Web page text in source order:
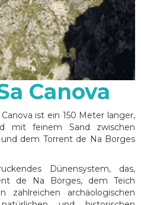
Canova
ist ein 150 Meter langer,
mit feinem Sand zwischen
dem Torrent de Na Borges
Dünensystem, das,
de Na Borges, dem Teich
archäologischen